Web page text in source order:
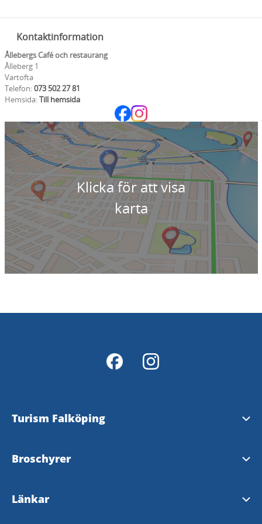
Kontaktinformation
Ållebergs Café och restaurang
Ålleberg 1
Vartofta
Telefon:073 502 27 81
Hemsida:Till hemsida
Klicka för att visa
karta
Turism Falköping
Falköpings Turistbyrå
Broschyrer
Beställa broschyrer
Länkar